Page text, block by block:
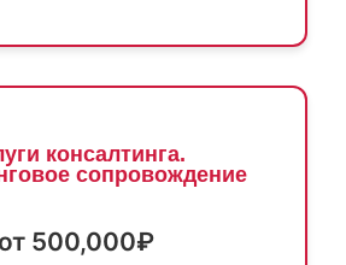
консалтинга.
сопровождение
от 500,000₽